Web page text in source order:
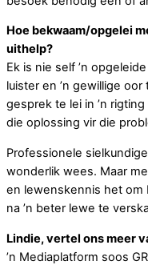
Hoe bekwaam/opgelei
uithelp?
Ek is nie self ’n
luister en ’n gewillige
gesprek te lei in ’n
die oplossing vir die
Professionele
wonderlik wees. Maar
en lewenskennis het om
na ’n beter lewe te
Lindie, vertel ons meer
’n Mediaplatform soos